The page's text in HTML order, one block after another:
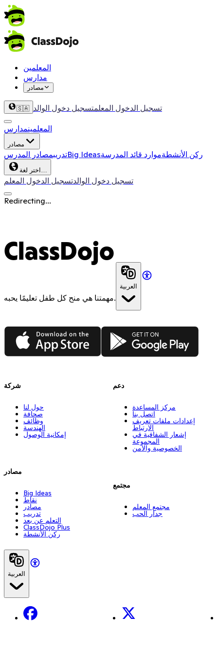
المعلمين
مدارس
مصادر
🇸🇦 تسجيل الدخول المعلمتسجيل دخول الوالد
المعلمينمدارس
مصادر
تدريبمصادر المدرس Big Ideas ركن الأنشطةموارد قائد المدرسة
اختر لغة…
تسجيل الدخول المعلمتسجيل دخول الوالد
Redirecting...
ClassDojo
مهمتنا هي منح كل طفل تعليمًا يحبه.
العربية
App Store Google Play
شركة
حول لنا
صحافة
وظائف
الهندسة
إمكانية الوصول
مصادر
Big Ideas
نقاط
مصادر
تدريب
التعلم عن بعد
ClassDojo Plus
ركن الأنشطة
دعم
مركز المساعدة
اتصل بنا
إعدادات ملفات تعريف
الارتباط
إشعار الشفافية في
المجموعة
الخصوصية والأمن
مجتمع
مجتمع المعلم
جدار الحب
العربية
Facebook X